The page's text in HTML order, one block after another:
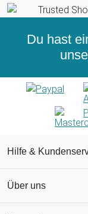
Du hast
Hilfe &
Über uns